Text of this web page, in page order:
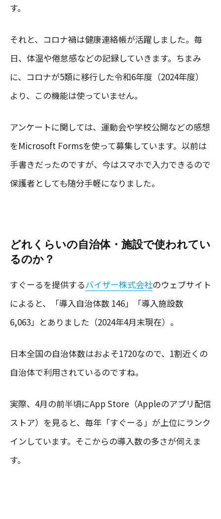
す。
それと、コロナ禍は健康連絡帳が活躍しました。毎
日、体温や倦怠感などの記録していきます。ちまみ
に、コロナが5類に移行した令和6年度（2024年度）
より、この機能は使っていません。
アンケートに関しては、運動会や学校公開などの感想
をMicrosoft Formsを使って募集しています。以前は
手書きだったのですが、今はスマホで入力できるので
保護者としても随分手軽になりました。
どれくらいの自治体・施設で使われてい
るのか？
すぐーるを提供するバイザー株式会社のウェブサイト
によると、「導入自治体数 146」「導入施設数
6,063」とありました（2024年4月末現在）。
日本全国の自治体数はおよそ1720なので、1割近くの
自治体で利用されているのですね。
実際、4月の前半頃にApp Store（Appleのアプリ配信
ストア）を見ると、毎年「すぐーる」が上位にランク
インしています。そこからの導入数の多さが伺えま
す。